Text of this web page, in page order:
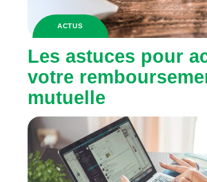
ACTUS
Les astuces pour
votre
mutuelle